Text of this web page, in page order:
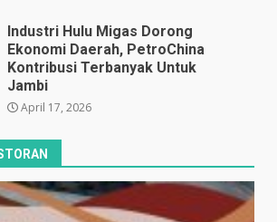
Industri Hulu Migas Dorong
Ekonomi Daerah, PetroChina
Kontribusi Terbanyak Untuk
Jambi
April 17, 2026